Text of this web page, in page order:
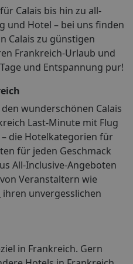
TV-Gerät und WiFi. Die
mit einer Dusche und
Gebrauch stehen
zur
So
individuell
Fernseher, Badewanne
Ihre Vorteile: Bitte
mit internationalem
für Abflughäfen in
Basel) kostenfrei
Ticket gilt nicht bei:
Buchung einer
von Leistungen (z.B.
separat dazu
Basel und Salzburg sowie
von ausländischen
innerdeutsche Strecke bis
Calais bis hin zu all-
und Hotel – bei uns finden
Calais zu günstigen
Frankreich-Urlaub und
und Entspannung pur!
wunderschönen Calais
Last-Minute mit Flug
die Hotelkategorien für
für jeden Geschmack
All-Inclusive-Angeboten
Veranstaltern wie
ihren unvergesslichen
in Frankreich. Gern